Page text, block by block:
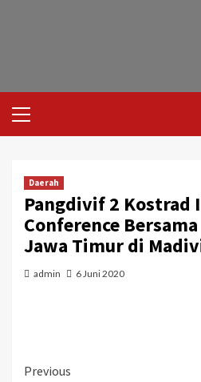
Daerah
Pangdivif 2 Kostrad
Conference
Jawa Timur di
admin 6 Juni 2020
Previous